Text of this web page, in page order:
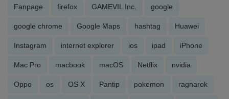
Fanpage firefox GAMEVIL Inc. google
google chrome Google Maps hashtag Huawei
Instagram internet explorer ios ipad iPhone
Mac Pro macbook macOS Netflix nvidia
Oppo os OS X Pantip pokemon ragnarok